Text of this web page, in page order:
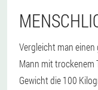
Vergleicht man
Mann mit trockenem
Gewicht die 100